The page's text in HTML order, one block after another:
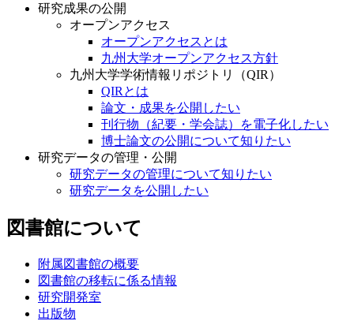
研究成果の公開
オープンアクセス
オープンアクセスとは
九州大学オープンアクセス方針
九州大学学術情報リポジトリ（QIR）
QIRとは
論文・成果を公開したい
刊行物（紀要・学会誌）を電子化したい
博士論文の公開について知りたい
研究データの管理・公開
研究データの管理について知りたい
研究データを公開したい
図書館について
附属図書館の概要
図書館の移転に係る情報
研究開発室
出版物